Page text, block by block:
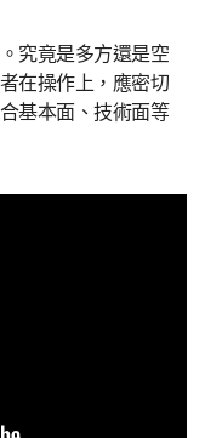
究竟是多方還是空
在操作上，應密切
基本面、技術面等